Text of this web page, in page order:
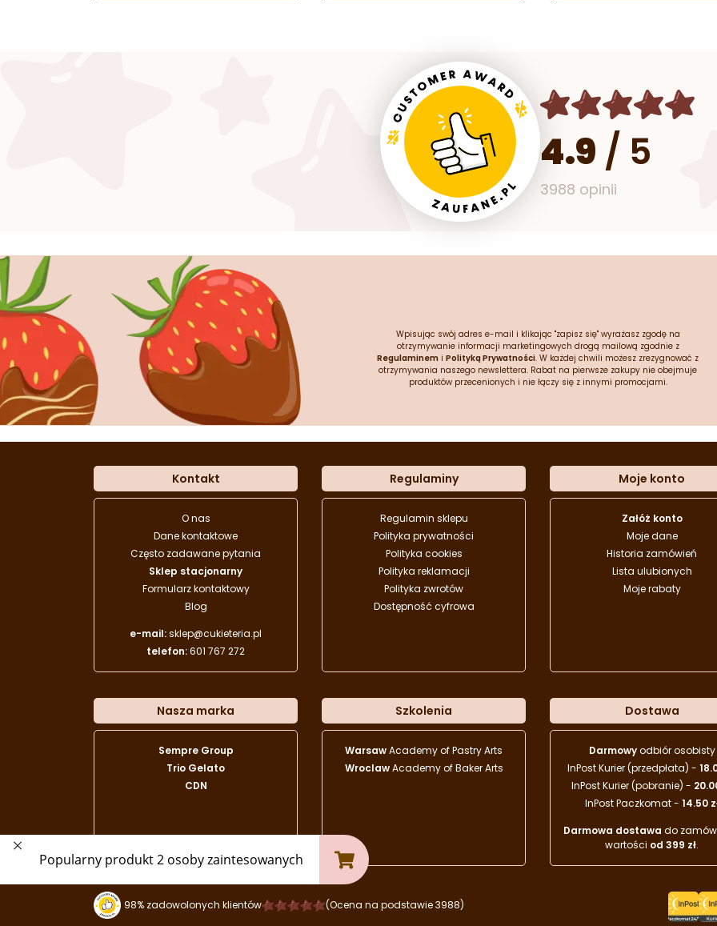
4.9 / 5
3988 opinii
Wpisując swój adres e-mail i klikając "zapisz się" wyrażasz zgodę na
otrzymywanie informacji marketingowych drogą mailową zgodnie z
Regulaminem i Polityką Prywatności. W każdej chwili możesz zrezygnować z
otrzymywania naszego newslettera. Rabat na pierwsze zakupy nie obejmuje
produktów przecenionych i nie łączy się z innymi promocjami.
Kontakt
O nas
Dane kontaktowe
Często zadawane pytania
Sklep stacjonarny
Formularz kontaktowy
Blog
e-mail:sklep@cukieteria.pl
telefon:601 767 272
Regulaminy
Regulamin sklepu
Polityka prywatności
Polityka cookies
Polityka reklamacji
Polityka zwrotów
Dostępność cyfrowa
Moje konto
Załóż konto
Moje dane
Historia zamówień
Lista ulubionych
Moje rabaty
Nasza marka
Sempre Group
Trio Gelato
CDN
Szkolenia
WarsawAcademy of Pastry Arts
WroclawAcademy of Baker Arts
Dostawa
Darmowyodbiór osobisty
InPost Kurier (przedpłata) -
InPost Kurier (pobranie) -
InPost Paczkomat - 14.50
Darmowa dostawa do
wartości od 399 zł.
98% zadowolonych klientów (Ocena na podstawie 3988)